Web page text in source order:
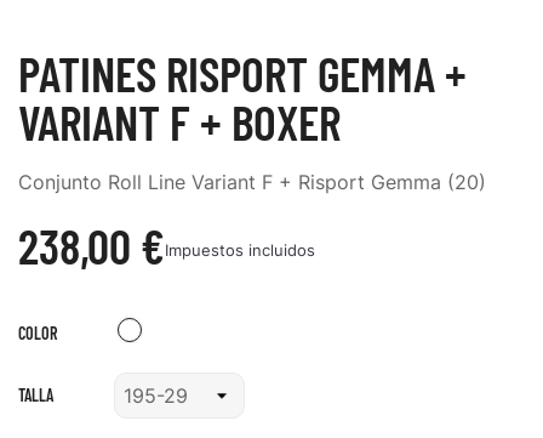
PATINES RISPORT GEMMA +
VARIANT F + BOXER
Conjunto Roll Line Variant F + Risport Gemma (20)
238,00 €Impuestos incluidos
COLOR Blanco
TALLA